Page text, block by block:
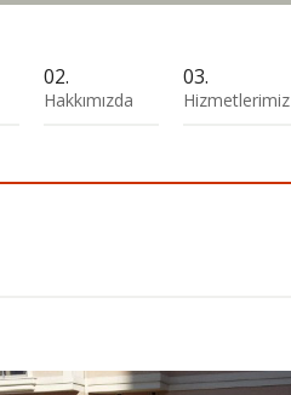
Hakkımızda Hizmetlerimiz